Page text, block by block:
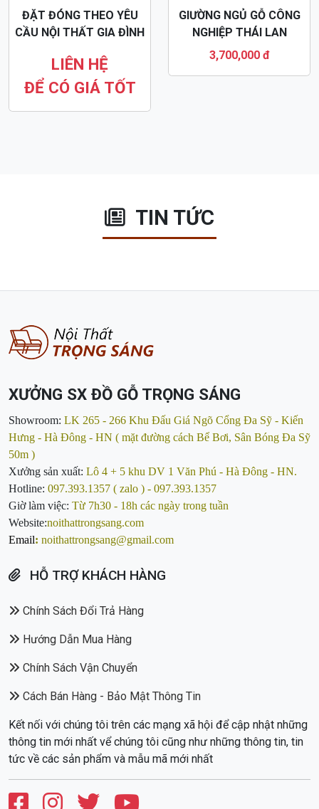
ĐẶT ĐÓNG THEO YÊU
CẦU NỘI THẤT GIA ĐÌNH
CẤP
LIÊN HỆ
ĐỂ CÓ GIÁ TỐT
GIƯỜNG NGỦ GỖ CÔNG
NGHIỆP THÁI LAN
MDF30
3,700,000 đ
TIN TỨC
XƯỞNG SX ĐỒ GỖ TRỌNG SÁNG
Showroom: LK 265 - 266 Khu Đấu Giá Ngõ Cổng Đa Sỹ - Kiến
Hưng - Hà Đông - HN ( mặt đường cách Bể Bơi, Sân Bóng Đa Sỹ
50m )
Xưởng sản xuất: Lô 4 + 5 khu DV 1 Văn Phú - Hà Đông - HN.
Hotline: 097.393.1357 ( zalo ) - 097.393.1357
Giờ làm việc: Từ 7h30 - 18h các ngày trong tuần
Website:noithattrongsang.com
Email: noithattrongsang@gmail.com
HỖ TRỢ KHÁCH HÀNG
Chính Sách Đổi Trả Hàng
Hướng Dẫn Mua Hàng
Chính Sách Vận Chuyển
Cách Bán Hàng - Bảo Mật Thông Tin
Kết nối với chúng tôi trên các mạng xã hội để cập nhật những
thông tin mới nhất vể chúng tôi cũng như những thông tin, tin
tức về các sản phẩm và mẫu mã mới nhất